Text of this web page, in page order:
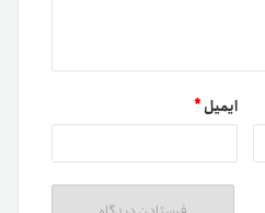
ایمیل*